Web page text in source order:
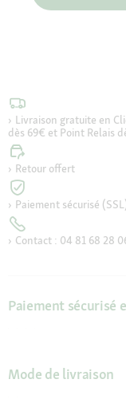
Livraison gratuite en
dès 69€ et Point Relais
Retour offert
Paiement sécurisé
Contact : 04 81 68 28
Paiement sécurisé
Mode de livraison